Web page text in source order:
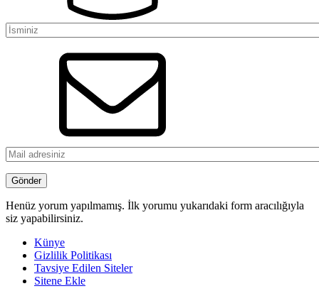
Henüz yorum yapılmamış. İlk yorumu yukarıdaki form aracılığıyla
siz yapabilirsiniz.
Künye
Gizlilik Politikası
Tavsiye Edilen Siteler
Sitene Ekle